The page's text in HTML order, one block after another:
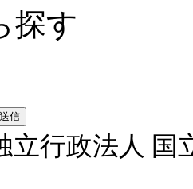
探す
立行政法人 国